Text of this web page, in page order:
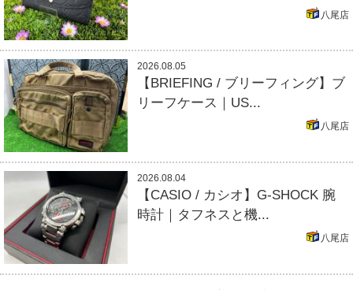
八尾店
2026.08.05
【BRIEFING / ブリーフィング】ブ
リーフケース｜US...
八尾店
2026.08.04
【CASIO / カシオ】G-SHOCK 腕
時計｜タフネスと機...
八尾店